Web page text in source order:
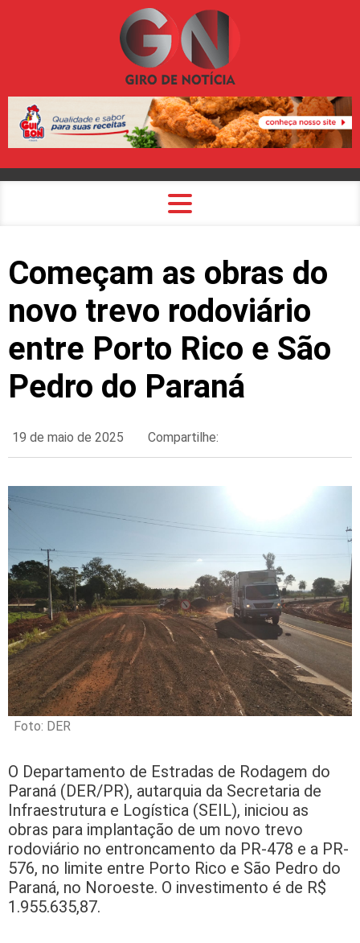
Começam as obras do
novo trevo rodoviário
entre Porto Rico e São
Pedro do Paraná
19 de maio de 2025 Compartilhe:
Foto: DER
O Departamento de Estradas de Rodagem do
Paraná (DER/PR), autarquia da Secretaria de
Infraestrutura e Logística (SEIL), iniciou as
obras para implantação de um novo trevo
rodoviário no entroncamento da PR-478 e a PR-
576, no limite entre Porto Rico e São Pedro do
Paraná, no Noroeste. O investimento é de R$
1.955.635,87.